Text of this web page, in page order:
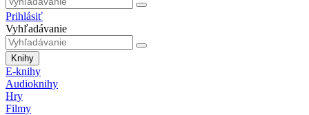
Prihlásiť
Vyhľadávanie
Knihy
E-knihy
Audioknihy
Hry
Filmy